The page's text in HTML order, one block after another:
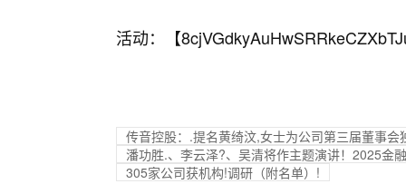
活动：【
传音控股：.提名黄绮汶,女士为公司第三届董事会
潘功胜.、李云泽?、吴清将作主题演讲！2025金
305家公司获机构!调研（附名单）!